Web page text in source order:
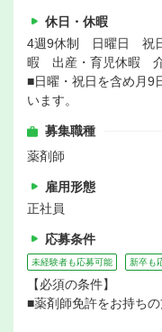
休日・休暇
4週9休制 日曜日 祝
暇 出産・育児休暇
■日曜・祝日を含め月9
います。
募集職種
薬剤師
雇用形態
正社員
応募条件
未経験者も応募可能 新卒も
【必須の条件】
■薬剤師免許をお持ち